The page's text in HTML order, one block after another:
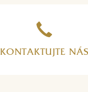
KONTAKTUJTE NÁS